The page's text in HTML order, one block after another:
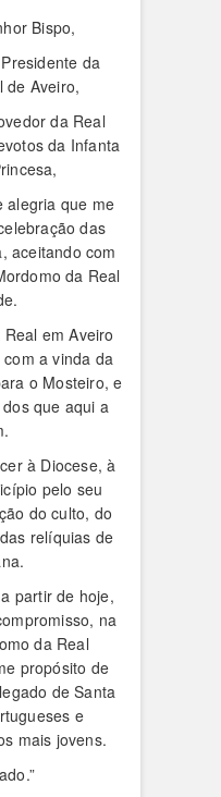
Bispo,
da
de Aveiro,
da Real
da Infanta
alegria que me
das
aceitando com
da Real
em Aveiro
a vinda da
o Mosteiro, e
que aqui a
à Diocese, à
pelo seu
do culto, do
relíquias de
partir de hoje,
na
da Real
propósito de
de Santa
e
mais jovens.